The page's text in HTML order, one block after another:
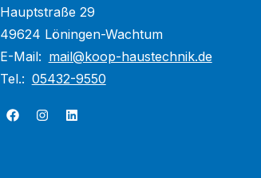
Hauptstraße 29
49624 Löningen-Wachtum
E-Mail: mail@koop-haustechnik.de
Tel.: 05432-9550